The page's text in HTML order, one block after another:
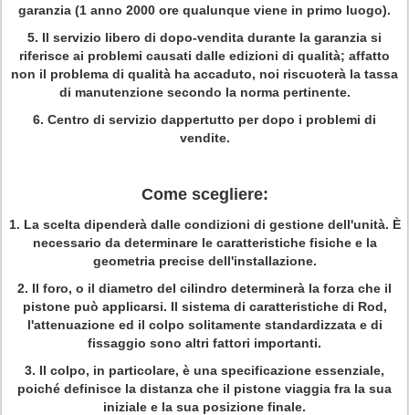
garanzia (1 anno 2000 ore qualunque viene in primo luogo).
5. Il servizio libero di dopo-vendita durante la garanzia si
riferisce ai problemi causati dalle edizioni di qualità; affatto
non il problema di qualità ha accaduto, noi riscuoterà la tassa
di manutenzione secondo la norma pertinente.
6. Centro di servizio dappertutto per dopo i problemi di
vendite.
Come scegliere:
1. La scelta dipenderà dalle condizioni di gestione dell'unità. È
necessario da determinare le caratteristiche fisiche e la
geometria precise dell'installazione.
2. Il foro, o il diametro del cilindro determinerà la forza che il
pistone può applicarsi. Il sistema di caratteristiche di Rod,
l'attenuazione ed il colpo solitamente standardizzata e di
fissaggio sono altri fattori importanti.
3. Il colpo, in particolare, è una specificazione essenziale,
poiché definisce la distanza che il pistone viaggia fra la sua
iniziale e la sua posizione finale.